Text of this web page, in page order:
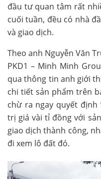
đầu tư quan tâm rất
cuối tuần, đều có nhà
và giao dịch.
Theo anh Nguyễn Văn
PKD1 – Minh Minh
qua thông tin anh giới
chi tiết sản phẩm trên
chừ ra ngay quyết định
trị giá vài tỉ đồng với
giao dịch thành công,
đi xem lô đất đó.